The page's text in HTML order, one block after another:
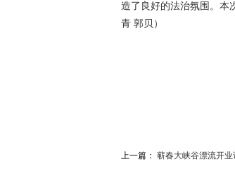
造了良好的法治氛围。本
青 郭贝）
上一篇： 蕲春大峡谷漂流开